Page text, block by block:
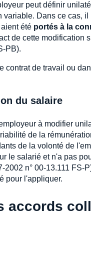
peut définir
Dans ce cas,
été portés à la
de cette modification
PB).
contrat de travail ou
du salaire
à modifier
de la
de la volonté de
le salarié et n'a pas
n° 00-13.111 FS-
pour l'appliquer.
accords